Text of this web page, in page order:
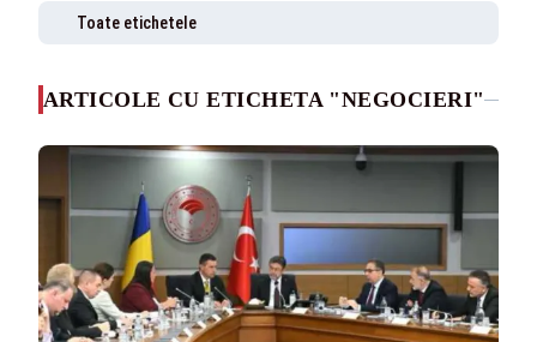
Toate etichetele
ARTICOLE CU ETICHETA "NEGOCIERI"